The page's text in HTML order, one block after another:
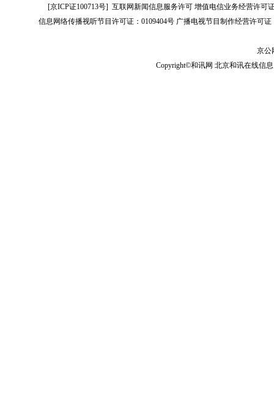
[京ICP证100713号]互联网新闻信息服务许可 增值电信业务经营许可
信息网络传播视听节目许可证：0109404号 广播电视节目制作经营许可证
京公
Copyright©和讯网 北京和讯在线信